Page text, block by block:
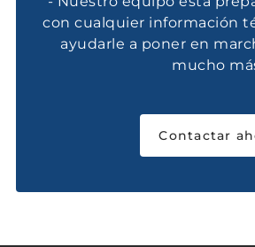
con cualquier información
ayudarle a poner en
mucho
Contactar